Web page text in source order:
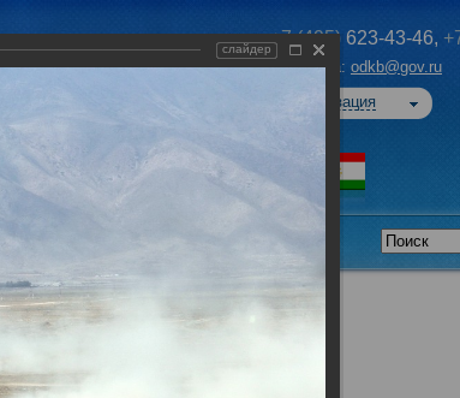
+7 (495) 623-43-46,
Эл. почта: odkb@gov.ru
Авторизация
Приоритеты председательства
10 лет
слайдер